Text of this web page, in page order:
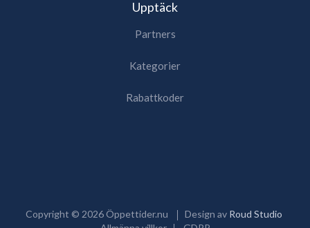
Upptäck
Partners
Kategorier
Rabattkoder
Copyright © 2026Öppettider.nu Design av Roud Studio